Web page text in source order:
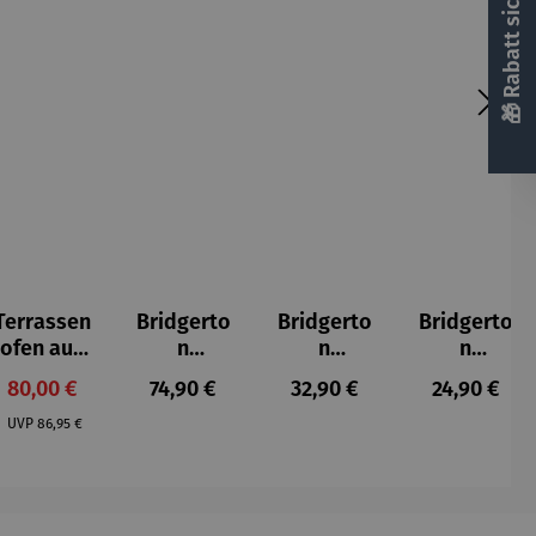
ofen aus
Gusseisen
Verkaufspreis:
80,00 €
UVP Regulärer Preis:
86,95 €
Bridgerto
n
Espressot
assen Set
Regulärer Preis:
74,90 €
Bridgerto
n
Espresso
becher
Regulärer Preis:
32,90 €
Bridgerto
n
Zuckerdo
se aus
Regulärer
24,90 €